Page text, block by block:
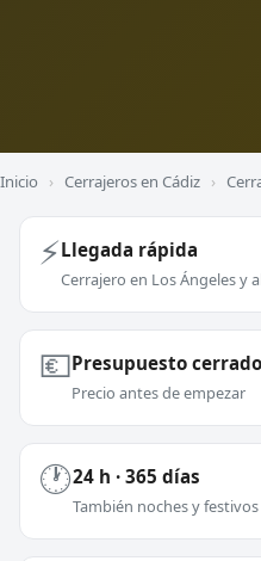
Inicio › Cerrajeros en Cádiz ›
⚡Llegada rápida
Cerrajero en Los Ángeles y
💶Presupuesto cerrado
Precio antes de empezar
🕐24 h · 365 días
También noches y festivos